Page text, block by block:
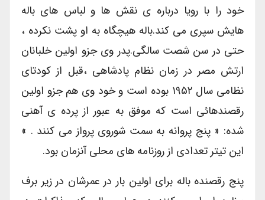
خود را با رویا درباره ی نقش ها و لباس های باله
هایش سپری می کند.باله هیچگاه به او پشت نکرده ،
حتی در سن شصت سالگی.پدر وی جزو اولین خلبانان
ارتش مصر در زمان نظام پادشاهی ،قبل از کودتای
نظامی سال ۱۹۵۲ بوده است و خود وی هم جزو اولین
رقصندهائی است که موفق به عبور از پرده ی آهنی
شده: « پنج پروانه به سمت شوروی پرواز می کنند . »
این تیتر تعدادی از روزنامه های محلی آنزمان بود.
پنج رقصنده باله برای اولین بار در عمرشان در زیر برف